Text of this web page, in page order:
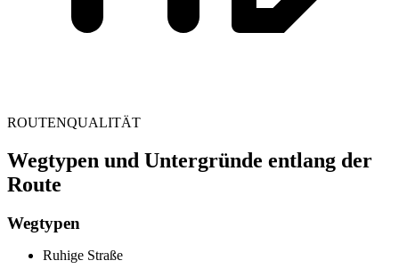
ROUTENQUALITÄT
Wegtypen und Untergründe entlang der
Route
Wegtypen
Ruhige Straße